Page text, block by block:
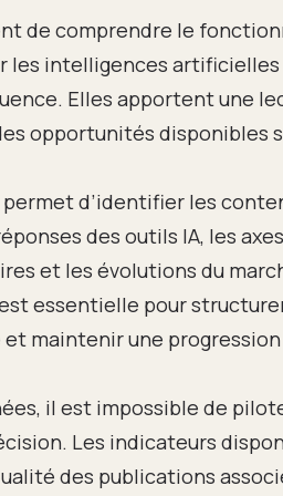
de comprendre le
les intelligences artificielles
Elles apportent une
opportunités disponibles
permet d’identifier les
des outils IA, les axes
et les évolutions du
essentielle pour
maintenir une
il est impossible de
Les indicateurs
des publications